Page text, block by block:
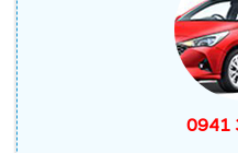
0941